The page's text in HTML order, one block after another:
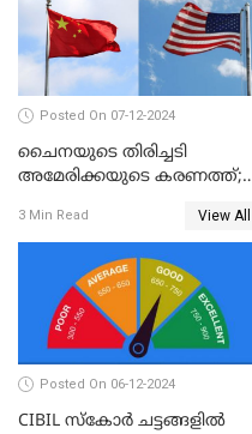
Posted On 07-12-2024
ചൈനയുടെ തിരിച്ചടി
അമേരിക്കയുടെ കരണത്ത്;
3 Min Read View All
Posted On 06-12-2024
CIBIL സ്കോർ ചട്ടങ്ങളിൽ